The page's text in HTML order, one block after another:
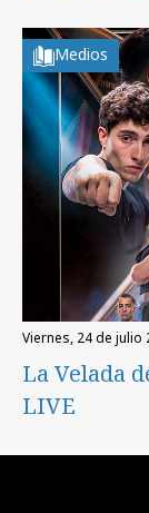
Medios
viernes, 24 de julio
La Velada
LIVE